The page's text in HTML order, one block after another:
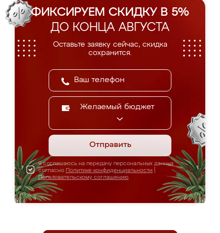
ФИКСИРУЕМ СКИДКУ В 5%
ДО КОНЦА АВГУСТА
Оставьте заявку сейчас, скидка
сохранится.
Желаемый бюджет
Отправить
Я соглашаюсь на передачу персональных данных
согласно Политике конфиденциальности
Пользовательскому соглашению